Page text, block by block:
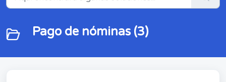
Pago de nóminas (3)